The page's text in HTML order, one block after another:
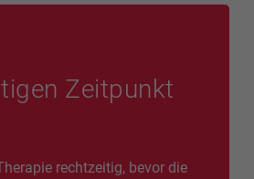
Zeitpunkt
rechtzeitig, bevor die